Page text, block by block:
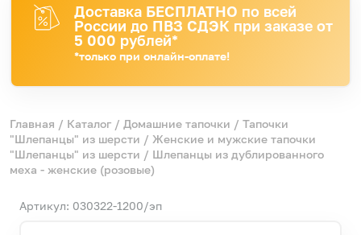
Доставка БЕСПЛАТНО по всей
России до ПВЗ СДЭК при заказе от
5 000 рублей*
*только при онлайн-оплате!
Главная / Каталог / Домашние тапочки / Тапочки
"Шлепанцы" из шерсти / Женские и мужские тапочки
"Шлепанцы" из шерсти / Шлепанцы из дублированного
меха - женские (розовые)
Артикул: 030322-1200/эп